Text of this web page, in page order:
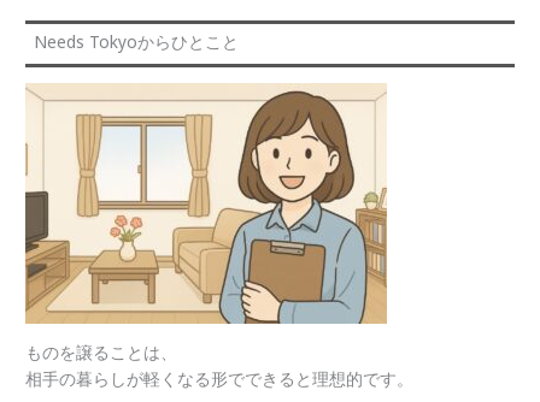
Needs Tokyoからひとこと
ものを譲ることは、
相手の暮らしが軽くなる形でできると理想的です。